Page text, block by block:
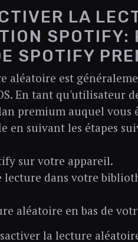
LA
SPOTIFY:
SPOTIFY
aléatoire est
En tant qu'utilisateur
premium auquel vous
en suivant les étapes
sur votre appareil.
lecture dans votre
aléatoire en bas de
la lecture